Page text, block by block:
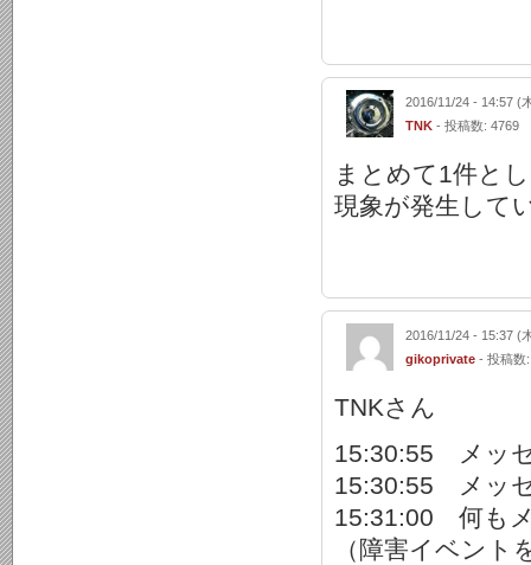
2016/11/24 - 14:57 (
TNK - 投稿数: 4769
まとめて1件と
現象が発生して
2016/11/24 - 15:37 (
gikoprivate - 投稿数
TNKさん
15:30:55 メッ
15:30:55 メッ
15:31:00 何も
（障害イベン